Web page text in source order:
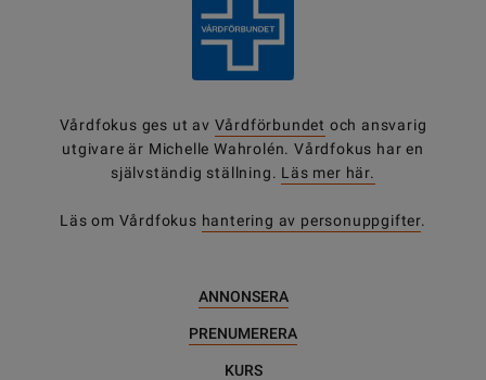
Vårdfokus ges ut av Vårdförbundet och ansvarig
utgivare är Michelle Wahrolén. Vårdfokus har en
självständig ställning. Läs mer här.
Läs om Vårdfokus hantering av personuppgifter.
ANNONSERA
PRENUMERERA
KURS